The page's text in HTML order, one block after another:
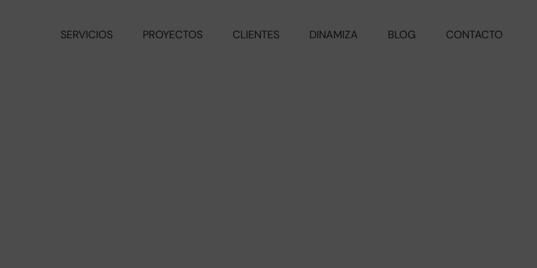
SERVICIOS PROYECTOS CLIENTES DINAMIZA BLOG CONTACTO